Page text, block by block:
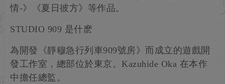
情-》《夏日彼方》等作品。
STUDIO 909 是什麽
為開發《靜穆急行列車909號房》而成立的遊戲開
發工作室，總部位於東京。Kazuhide Oka 在本作
中擔任總監。